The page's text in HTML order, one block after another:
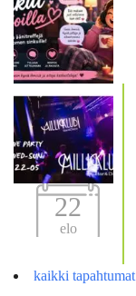
22
elo
kaikki tapahtumat